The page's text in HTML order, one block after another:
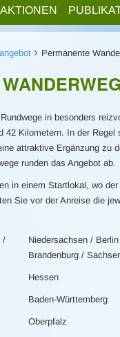
Permanente
in besonders
42 Kilometern. In der Regel
attraktive Ergänzung zu
runden das Angebot ab.
in einem Startlokal, wo
Sie vor der Anreise die
/
Niedersachsen /
Brandenburg /
Hessen
Baden-Württemberg
Oberpfalz